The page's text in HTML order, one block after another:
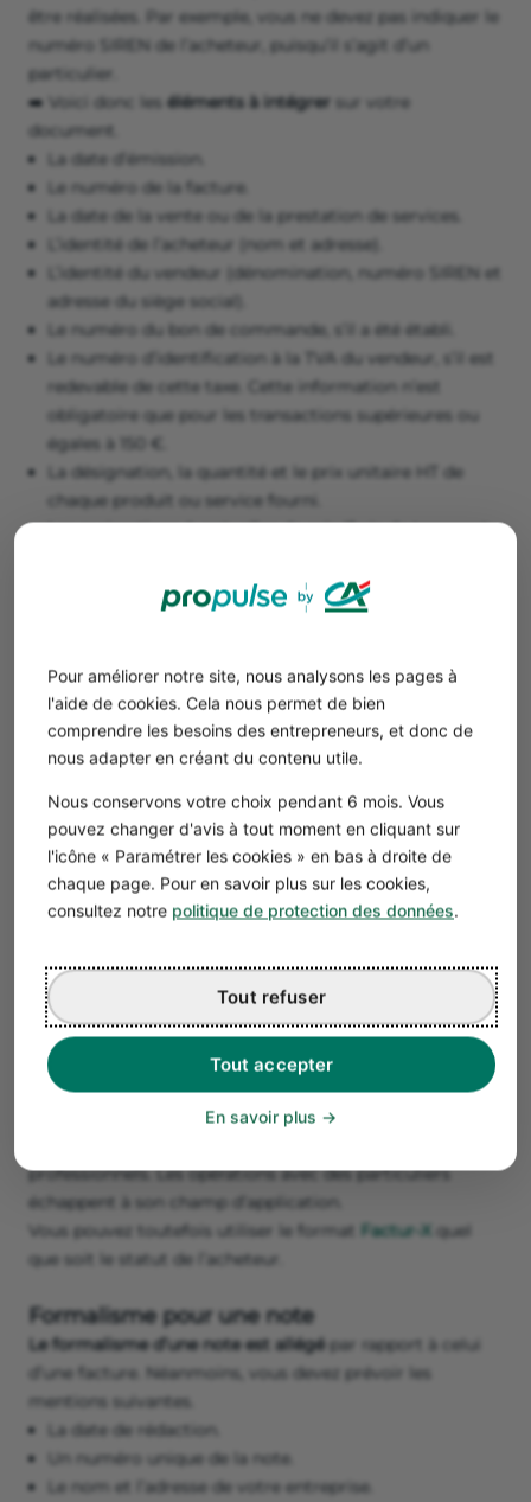
Pour améliorer notre site, nous analysons les pages à
l'aide de cookies. Cela nous permet de bien
comprendre les besoins des entrepreneurs, et donc de
nous adapter en créant du contenu utile.
Nous conservons votre choix pendant 6 mois. Vous
pouvez changer d'avis à tout moment en cliquant sur
l'icône « Paramétrer les cookies » en bas à droite de
chaque page. Pour en savoir plus sur les cookies,
consultez notre politique de protection des données.
Tout accepter
Tout refuser
En savoir plus
être réalisées. Par exemple, vous ne devez pas indiquer le
numéro SIREN de l’acheteur, puisqu’il s’agit d’un
particulier.
➡️ Voici donc les éléments à intégrer sur votre
document.
La date d’émission.
Le numéro de la facture.
La date de la vente ou de la prestation de services.
L’identité de l’acheteur (nom et adresse).
L’identité du vendeur (dénomination, numéro SIREN et
adresse du siège social).
Le numéro du bon de commande, s’il a été établi.
Le numéro d’identification à la TVA du vendeur, s’il est
redevable de cette taxe. Cette information n’est
obligatoire que pour les transactions supérieures ou
égales à 150 €.
La désignation, la quantité et le prix unitaire HT de
chaque produit ou service fourni.
Les majorations éventuelles de prix (frais de transport,
Le taux et le montant de la TVA.
Les réductions de prix.
La mention de la garantie légale de conformité, si elle
est applicable aux biens vendus.
Bon à savoir
Lespénalités pour retard de paiementet
l’indemnité pour frais de recouvrement ne
concernent que les clients professionnels. Vous
ne devez pas en faire mention lorsque vous
émettez une facture pour un achat par un
Les présentations de vos factures BtoC et BtoB sont
donc très proches. Vous devriez néanmoinscréer un
modèle spécifique
pour chaque typologie de clientèle.
Dernier point : l’obligation defacturation électronique
entre en vigueur à partir de septembre 2026. Néanmoins,
professionnels. Les opérations avec des particuliers
échappent à son champ d’application.
Vous pouvez toutefois utiliser le format Factur-X quel
que soit le statut de l’acheteur.
Formalisme pour une note
Le formalisme d’une note est allégé par rapport à celui
d’une facture. Néanmoins, vous devez prévoir les
mentions suivantes.
La date de rédaction.
Un numéro unique de la note.
Le nom et l’adresse de votre entreprise.